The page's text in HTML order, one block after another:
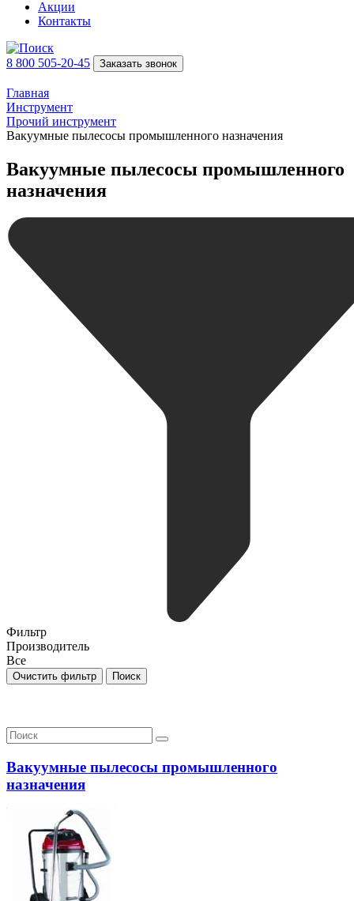
Акции
Контакты
8 800 505-20-45 Заказать звонок
Главная
Инструмент
Прочий инструмент
Вакуумные пылесосы промышленного назначения
Вакуумные пылесосы промышленного
назначения
Фильтр
Производитель
Все
Вакуумные пылесосы промышленного
назначения